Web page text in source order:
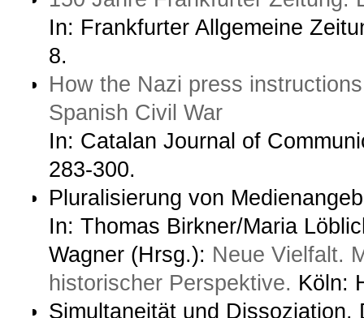
In: Frankfurter Allgemeine
8.
How the Nazi press
Spanish Civil War
In: Catalan Journal of
283-300.
Pluralisierung von
In: Thomas Birkner/Maria
Wagner (Hrsg.): Neue Vielfalt.
historischer Perspektive. Köln:
Simultaneität und